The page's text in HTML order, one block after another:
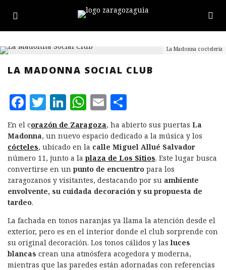
La Madonna coctelería
LA MADONNA SOCIAL CLUB
F
a
c
e
b
o
o
k
T
w
it
te
r
L
i
n
k
e
d
I
n
W
h
at
s
A
p
p
E
m
ai
l
o
m
p
a
rt
ir
En el corazón de Zaragoza, ha abierto sus puertas La
Madonna, un nuevo espacio dedicado a la música y los
cócteles, ubicado en la calle Miguel Allué Salvador
número 11, junto a la plaza de Los Sitios. Este lugar busca
convertirse en un punto de encuentro para los
zaragozanos y visitantes, destacando por su ambiente
envolvente, su cuidada decoración y su propuesta de
tardeo.
La fachada en tonos naranjas ya llama la atención desde el
exterior, pero es en el interior donde el club sorprende con
su original decoración. Los tonos cálidos y lasluces
blancas crean una atmósfera acogedora y moderna,
mientras que las paredes están adornadas con referencias